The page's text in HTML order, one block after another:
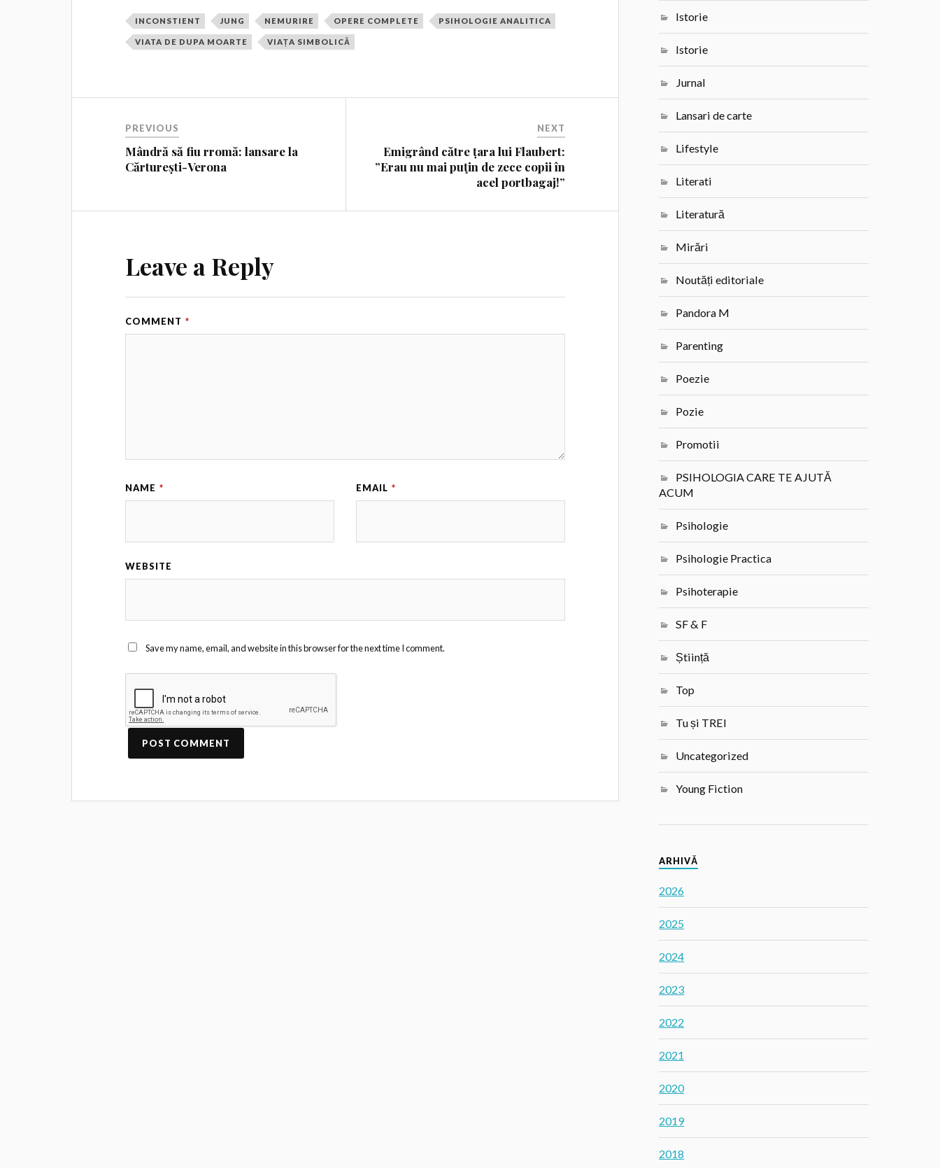
INCONSTIENT JUNG NEMURIRE OPERE COMPLETE PSIHOLOGIE ANALITICA
VIATA DE DUPA MOARTE VIAȚA SIMBOLICĂ
PREVIOUS
Mândră să fiu rromă: lansare la
Cărturești-Verona
NEXT
Emigrând către țara lui Flaubert:
”Erau nu mai puţin de zece copii în
acel portbagaj!”
Leave a Reply
COMMENT *
NAME * EMAIL *
WEBSITE
Save my name, email, and website in this browser for the next time I comment.
Istorie
Istorie
Jurnal
Lansari de carte
Lifestyle
Literati
Literatură
Mirări
Noutăți editoriale
Pandora M
Parenting
Poezie
Pozie
Promotii
PSIHOLOGIA CARE TE AJUTĂ
ACUM
Psihologie
Psihologie Practica
Psihoterapie
SF & F
Știință
Top
Tu și TREI
Uncategorized
Young Fiction
ARHIVĂ
2026
2025
2024
2023
2022
2021
2020
2019
2018